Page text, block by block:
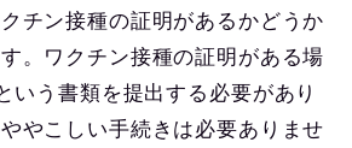
チン接種の証明があるかどうか
。ワクチン接種の証明がある場
いう書類を提出する必要があり
やこしい手続きは必要ありませ